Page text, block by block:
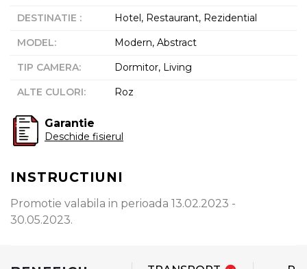
DESTINATIE :
Hotel, Restaurant, Rezidential
MODEL:
Modern, Abstract
TIP CAMERA:
Dormitor, Living
ALTE CULORI: Roz
Garantie
Deschide fisierul
INSTRUCTIUNI
Promotie valabila in perioada 13.02.2023 -
30.05.2023.